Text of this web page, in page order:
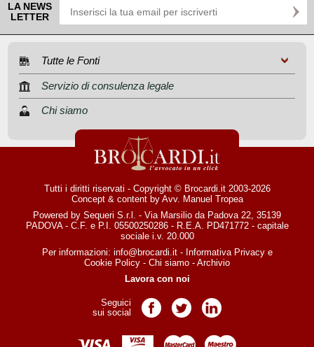
LA NEWS
LETTER
Tutte le Fonti
Servizio di consulenza legale
Chi siamo
Tutti i diritti riservati - Copyright © Brocardi.it 2003-2026
Concept & content by Avv. Manuel Tropea
Powered by Sequeri S.r.l. - Via Marsilio da Padova 22, 35139
PADOVA - C.F. e P.I. 05500250286 - R.E.A. PD471772 - capitale
sociale i.v. 20.000
Per informazioni: info@brocardi.it- Informativa Privacye
Cookie Policy - Chi siamo - Archivio
Lavora con noi
Seguici
sui social
Pagina Facebook
Pagina TwitterPagina LinkedIn